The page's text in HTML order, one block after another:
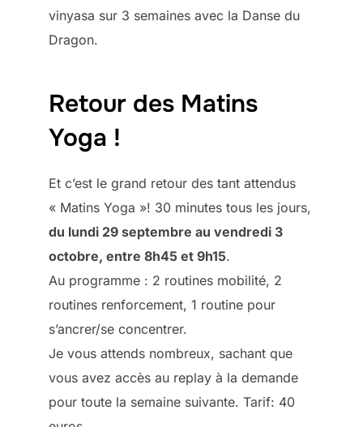
vinyasa sur 3 semaines avec la Danse du
Dragon.
Retour des Matins
Yoga !
Et c’est le grand retour des tant attendus
« Matins Yoga »! 30 minutes tous les jours,
du lundi 29 septembre au vendredi 3
octobre, entre 8h45 et 9h15.
Au programme : 2 routines mobilité, 2
routines renforcement, 1 routine pour
s’ancrer/se concentrer.
Je vous attends nombreux, sachant que
vous avez accès au replay à la demande
pour toute la semaine suivante. Tarif: 40